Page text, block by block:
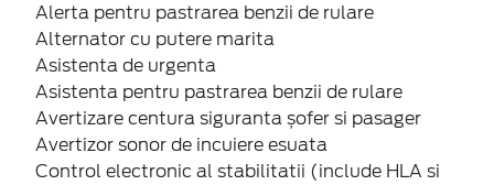
Alerta pentru pastrarea benzii de rulare
Alternator cu putere marita
Asistenta de urgenta
Asistenta pentru pastrarea benzii de rulare
Avertizare centura siguranta șofer si pasager
Avertizor sonor de incuiere esuata
Control electronic al stabilitatii (include HLA si